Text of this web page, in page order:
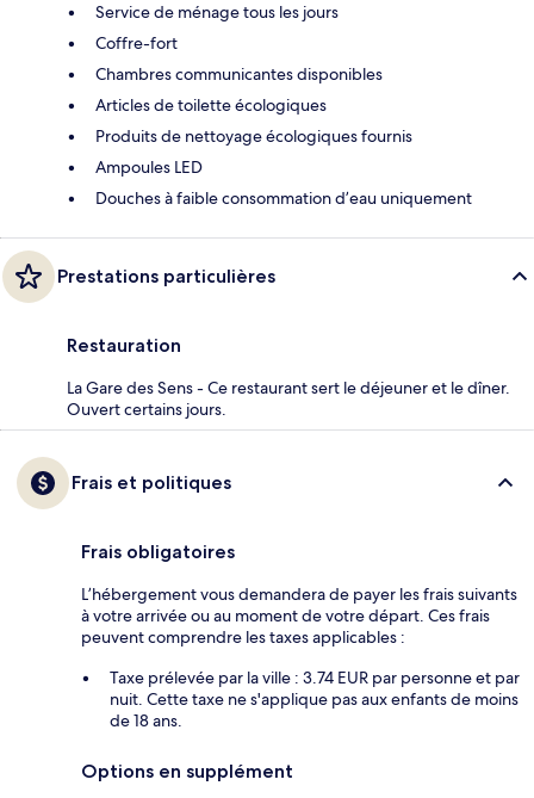
Service de ménage tous les jours
Coffre-fort
Chambres communicantes disponibles
Articles de toilette écologiques
Produits de nettoyage écologiques fournis
Ampoules LED
Douches à faible consommation d’eau uniquement
Prestations particulières
Restauration
La Gare des Sens - Ce restaurant sert le déjeuner et le dîner.
Ouvert certains jours.
Frais et politiques
Frais obligatoires
L’hébergement vous demandera de payer les frais suivants
à votre arrivée ou au moment de votre départ. Ces frais
peuvent comprendre les taxes applicables :
Taxe prélevée par la ville : 3.74 EUR par personne et par
nuit. Cette taxe ne s'applique pas aux enfants de moins
de 18 ans.
Options en supplément